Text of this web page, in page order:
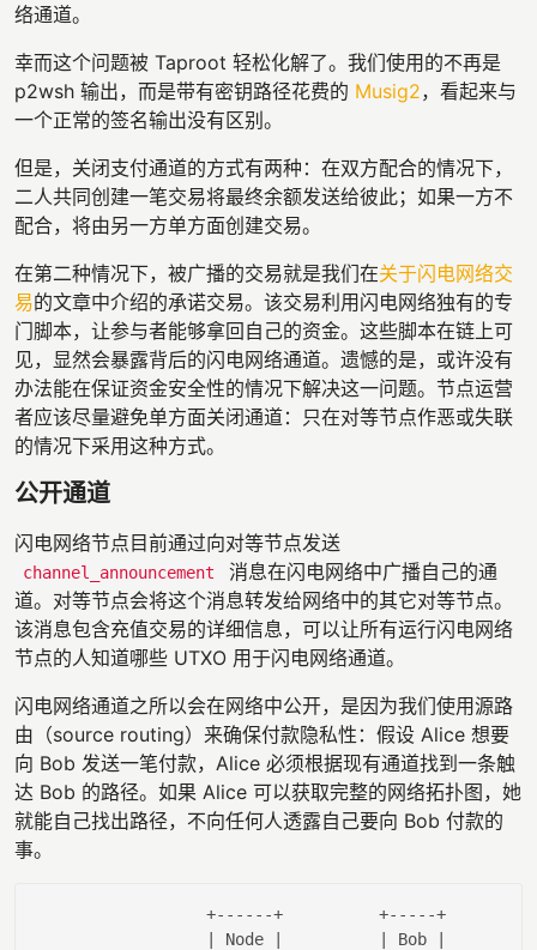
络通道。
幸而这个问题被 Taproot 轻松化解了。我们使用的不再是
p2wsh 输出，而是带有密钥路径花费的 Musig2，看起来与
一个正常的签名输出没有区别。
但是，关闭支付通道的方式有两种：在双方配合的情况下，
二人共同创建一笔交易将最终余额发送给彼此；如果一方不
配合，将由另一方单方面创建交易。
在第二种情况下，被广播的交易就是我们在关于闪电网络交
易的文章中介绍的承诺交易。该交易利用闪电网络独有的专
门脚本，让参与者能够拿回自己的资金。这些脚本在链上可
见，显然会暴露背后的闪电网络通道。遗憾的是，或许没有
办法能在保证资金安全性的情况下解决这一问题。节点运营
者应该尽量避免单方面关闭通道：只在对等节点作恶或失联
的情况下采用这种方式。
公开通道
闪电网络节点目前通过向对等节点发送
channel_announcement
消息在闪电网络中广播自己的通
道。对等节点会将这个消息转发给网络中的其它对等节点。
该消息包含充值交易的详细信息，可以让所有运行闪电网络
节点的人知道哪些 UTXO 用于闪电网络通道。
闪电网络通道之所以会在网络中公开，是因为我们使用源路
由（source routing）来确保付款隐私性：假设 Alice 想要
向 Bob 发送一笔付款，Alice 必须根据现有通道找到一条触
达 Bob 的路径。如果 Alice 可以获取完整的网络拓扑图，她
就能自己找出路径，不向任何人透露自己要向 Bob 付款的
事。
                  +------+          +-----+
| Node |
| Bob |